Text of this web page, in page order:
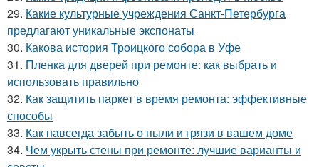
29. Какие культурные учреждения Санкт-Петербурга
предлагают уникальные экспонаты
30. Какова история Троицкого собора в Уфе
31. Пленка для дверей при ремонте: как выбрать и
использовать правильно
32. Как защитить паркет в время ремонта: эффективные
способы
33. Как навсегда забыть о пыли и грязи в вашем доме
34. Чем укрыть стены при ремонте: лучшие варианты и